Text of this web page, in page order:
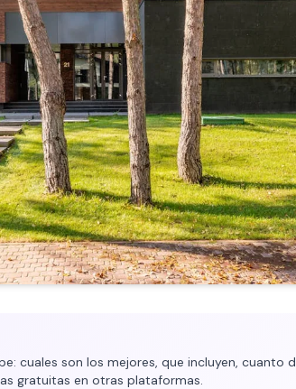
cuales son los mejores, que incluyen, cuanto
gratuitas en otras plataformas.